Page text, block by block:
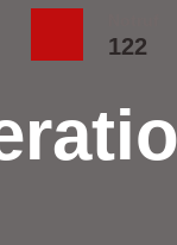
122